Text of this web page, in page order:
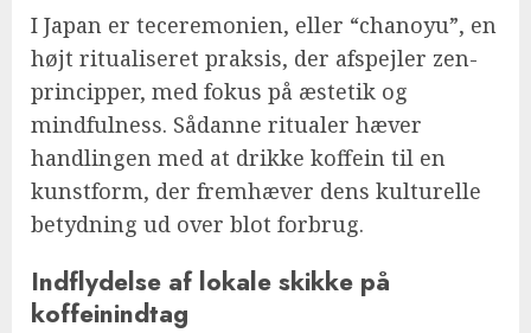
I Japan er teceremonien, eller “chanoyu”, en
højt ritualiseret praksis, der afspejler zen-
principper, med fokus på æstetik og
mindfulness. Sådanne ritualer hæver
handlingen med at drikke koffein til en
kunstform, der fremhæver dens kulturelle
betydning ud over blot forbrug.
Indflydelse af lokale skikke på
koffeinindtag